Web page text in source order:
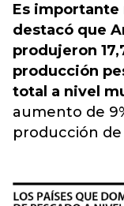
Es
destacó que
produjeron
producción
total a nivel
aumento de
producción